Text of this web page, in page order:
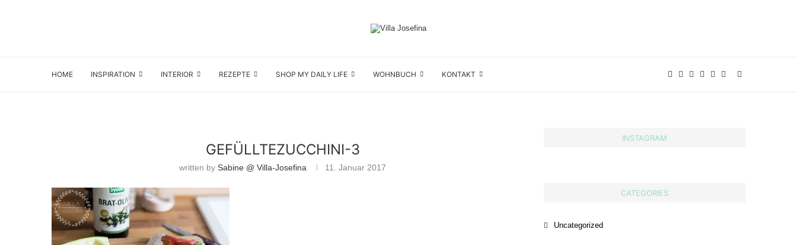
HOME INSPIRATION INTERIOR REZEPTE SHOP MY DAILY LIFE WOHNBUCH KONTAKT
GEFÜLLTEZUCCHINI-3
written bySabine @ Villa-Josefina 11. Januar 2017
INSTAGRAM
CATEGORIES
Uncategorized